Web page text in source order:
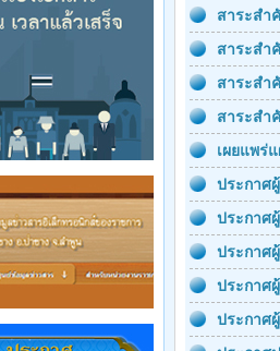
สาระสำ
สาระสำ
สาระสำ
สาระสำ
เผยแพร่
ประกาศ
ประกาศ
ประกาศ
ประกาศ
ประกาศ